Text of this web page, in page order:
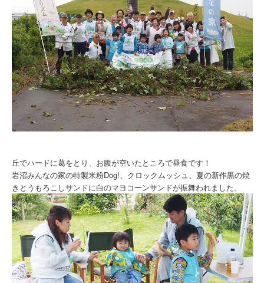
丘でハードに葛をとり、お腹が空いたところで昼食です！
岩沼みんなの家の特製米粉Dog!、クロックムッシュ、夏の新作黒の焼
きとうもろこしサンドに白のマヨコーンサンドが振舞われました。